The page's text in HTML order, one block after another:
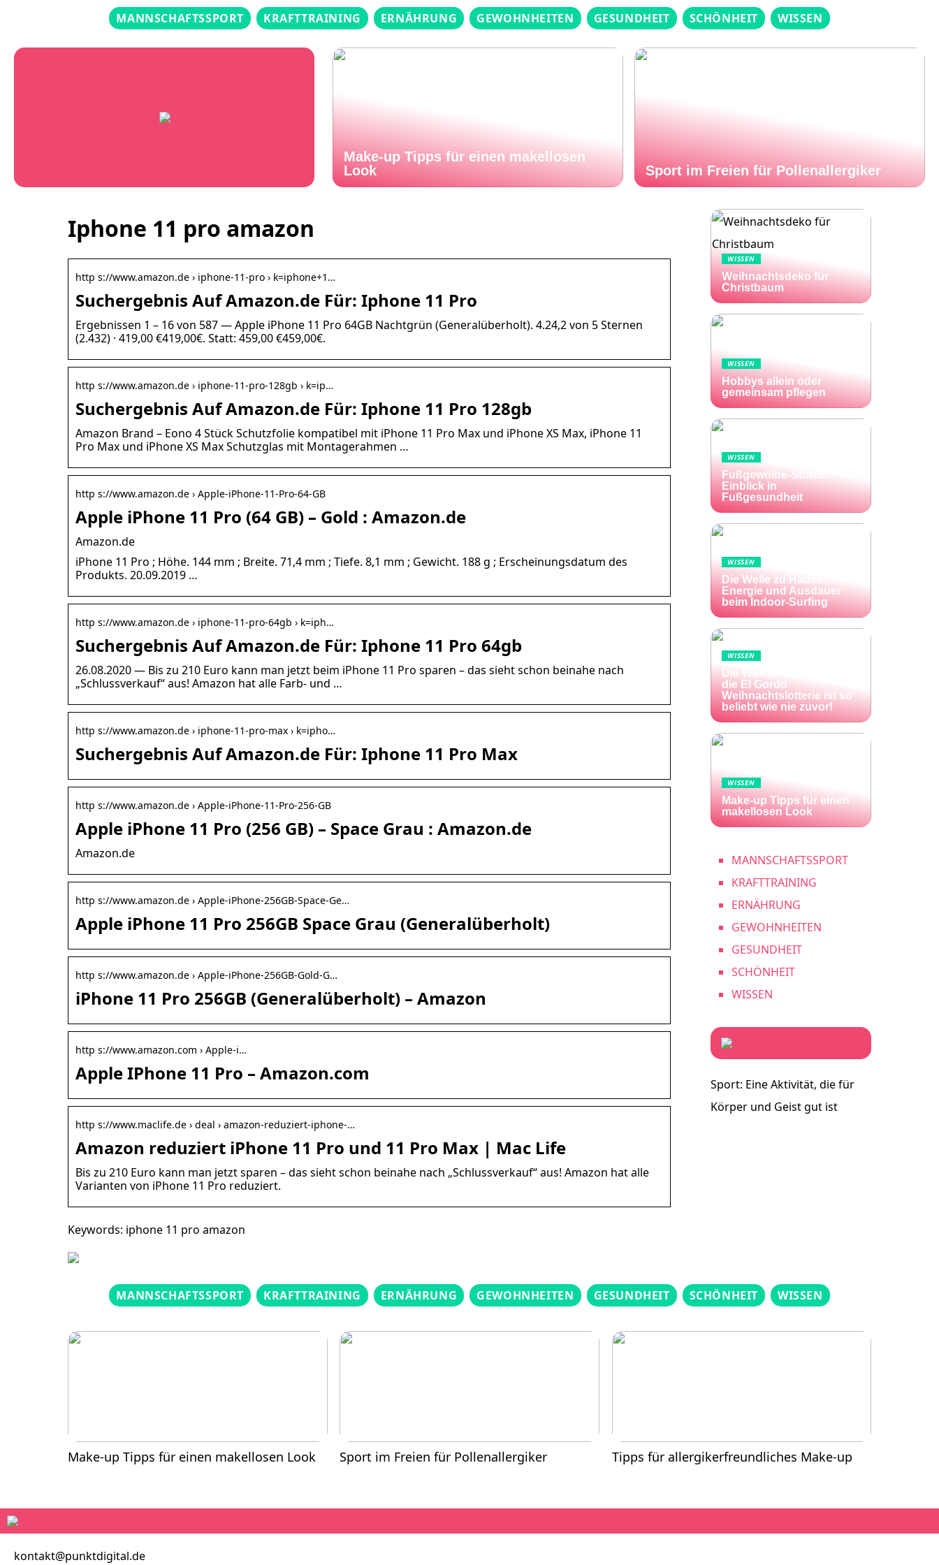
MANNSCHAFTSSPORT KRAFTTRAINING ERNÄHRUNG GEWOHNHEITEN GESUNDHEIT SCHÖNHEIT WISSEN
Make-up Tipps für einen makellosen
Look
Sport im Freien für Pollenallergiker
Iphone 11 pro amazon
http s://www.amazon.de › iphone-11-pro › k=iphone+1…
Suchergebnis Auf Amazon.de Für: Iphone 11 Pro
Ergebnissen 1 – 16 von 587 — Apple iPhone 11 Pro 64GB Nachtgrün (Generalüberholt). 4.24,2 von 5 Sternen
(2.432) · 419,00 €419,00€. Statt: 459,00 €459,00€.
http s://www.amazon.de › iphone-11-pro-128gb › k=ip…
Suchergebnis Auf Amazon.de Für: Iphone 11 Pro 128gb
Amazon Brand – Eono 4 Stück Schutzfolie kompatibel mit iPhone 11 Pro Max und iPhone XS Max, iPhone 11
Pro Max und iPhone XS Max Schutzglas mit Montagerahmen …
http s://www.amazon.de › Apple-iPhone-11-Pro-64-GB
Apple iPhone 11 Pro (64 GB) – Gold : Amazon.de
Amazon.de
iPhone 11 Pro ; Höhe. 144 mm ; Breite. 71,4 mm ; Tiefe. 8,1 mm ; Gewicht. 188 g ; Erscheinungsdatum des
Produkts. 20.09.2019 …
http s://www.amazon.de › iphone-11-pro-64gb › k=iph…
Suchergebnis Auf Amazon.de Für: Iphone 11 Pro 64gb
26.08.2020 — Bis zu 210 Euro kann man jetzt beim iPhone 11 Pro sparen – das sieht schon beinahe nach
„Schlussverkauf“ aus! Amazon hat alle Farb- und …
http s://www.amazon.de › iphone-11-pro-max › k=ipho…
Suchergebnis Auf Amazon.de Für: Iphone 11 Pro Max
http s://www.amazon.de › Apple-iPhone-11-Pro-256-GB
Apple iPhone 11 Pro (256 GB) – Space Grau : Amazon.de
Amazon.de
http s://www.amazon.de › Apple-iPhone-256GB-Space-Ge…
Apple iPhone 11 Pro 256GB Space Grau (Generalüberholt)
http s://www.amazon.de › Apple-iPhone-256GB-Gold-G…
iPhone 11 Pro 256GB (Generalüberholt) – Amazon
http s://www.amazon.com › Apple-i…
Apple IPhone 11 Pro – Amazon.com
http s://www.maclife.de › deal › amazon-reduziert-iphone-…
Amazon reduziert iPhone 11 Pro und 11 Pro Max | Mac Life
Bis zu 210 Euro kann man jetzt sparen – das sieht schon beinahe nach „Schlussverkauf“ aus! Amazon hat alle
Varianten von iPhone 11 Pro reduziert.
Keywords: iphone 11 pro amazon
WISSEN
Weihnachtsdeko für
Christbaum
WISSEN
Hobbys allein oder
gemeinsam pflegen
WISSEN
Fußgewölbe-Stütze:
Einblick in
Fußgesundheit
WISSEN
Die Welle zu Hause:
Energie und Ausdauer
beim Indoor-Surfing
WISSEN
Die Welt im Lotto-Fieber –
die El Gordo
Weihnachtslotterie ist so
beliebt wie nie zuvor!
WISSEN
Make-up Tipps für einen
makellosen Look
MANNSCHAFTSSPORT
KRAFTTRAINING
ERNÄHRUNG
GEWOHNHEITEN
GESUNDHEIT
SCHÖNHEIT
WISSEN
Sport: Eine Aktivität, die für
Körper und Geist gut ist
MANNSCHAFTSSPORT KRAFTTRAINING ERNÄHRUNG GEWOHNHEITEN GESUNDHEIT SCHÖNHEIT WISSEN
Make-up Tipps für einen makellosen Look Sport im Freien für Pollenallergiker Tipps für allergikerfreundliches Make-up
kontakt@punktdigital.de